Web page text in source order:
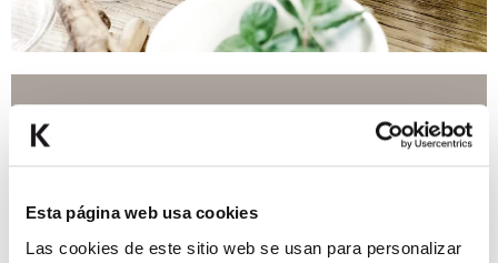
Esta página web usa cookies
Las cookies de este sitio web se usan para personalizar
Viaje
Amenities